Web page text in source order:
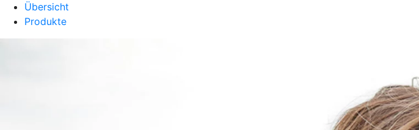
Übersicht
Produkte